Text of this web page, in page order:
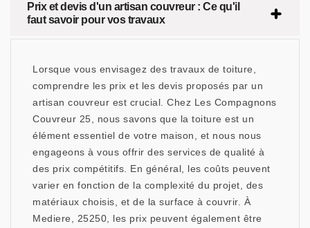
Prix et devis d'un artisan couvreur : Ce qu'il
faut savoir pour vos travaux
Lorsque vous envisagez des travaux de toiture,
comprendre les prix et les devis proposés par un
artisan couvreur est crucial. Chez Les Compagnons
Couvreur 25, nous savons que la toiture est un
élément essentiel de votre maison, et nous nous
engageons à vous offrir des services de qualité à
des prix compétitifs. En général, les coûts peuvent
varier en fonction de la complexité du projet, des
matériaux choisis, et de la surface à couvrir. À
Mediere, 25250, les prix peuvent également être